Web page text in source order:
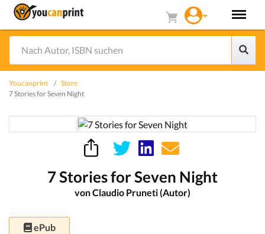
Youcanprint
Store
7 Stories for Seven Night
7 Stories for Seven Night
von Claudio Pruneti (Autor)
ePub